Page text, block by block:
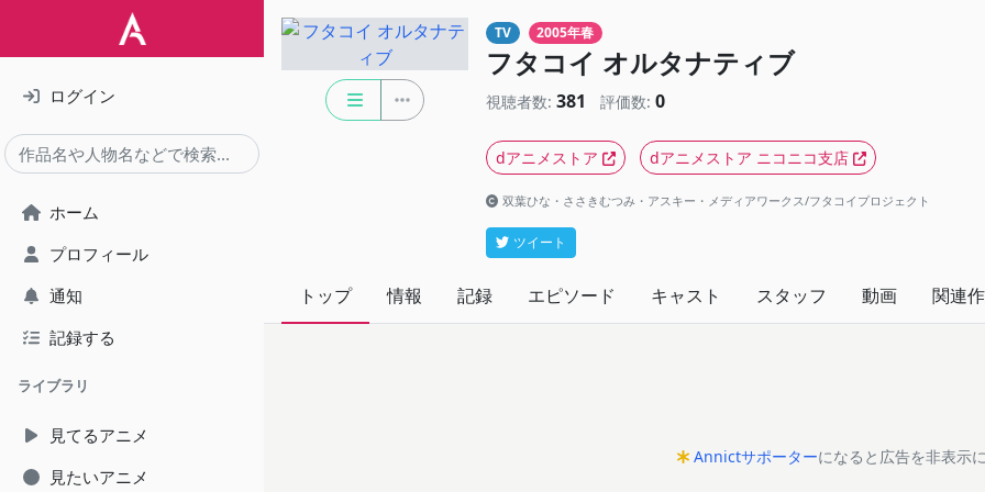
ログイン
ホーム
プロフィール
通知
記録する
ライブラリ
見てるアニメ
見たいアニメ
TV 2005年春
フタコイ オルタナティブ
視聴者数: 381 評価数: 0
dアニメストア dアニメストア ニコニコ支店
双葉ひな・ささきむつみ・アスキー・メディアワークス/フタコイプロジェクト
ツイート
トップ 情報 記録 エピソード キャスト スタッフ 動画 関連
Annictサポーターになると広告を非表示